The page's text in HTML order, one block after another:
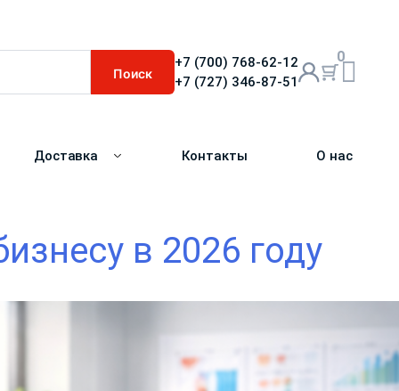
Поиск
+7 (700) 768-62-12
+7 (727) 346-87-51
0
Доставка Контакты О нас
в 2026 году